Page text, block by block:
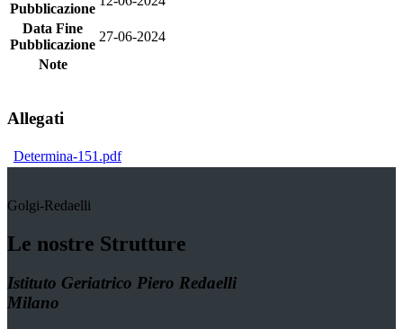
Pubblicazione
Data Fine
Pubblicazione
27-06-2024
Note
Allegati
Determina-151.pdf
Golgi-Redaelli
Le nostre Strutture
Istituto Geriatrico Piero Redaelli
Milano